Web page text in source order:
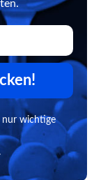
nur wichtige